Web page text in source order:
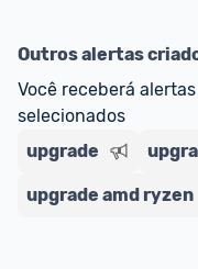
Outros alertas
Você receberá
selecionados
upgrade
upgrade amd ryzen